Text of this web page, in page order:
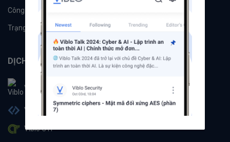
Công cụ
Trạng thái hệ thống
DỊCH VỤ
Viblo
Viblo Code
Viblo CTF